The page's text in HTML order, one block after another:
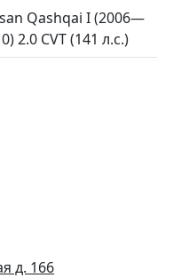
Qashqai I (2006—
2.0 CVT (141 л.с.)
д. 166